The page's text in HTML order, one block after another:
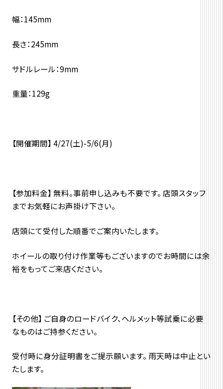
幅：145mm
長さ：245mm
サドルレール：9mm
重量：129g
【開催期間】 4/27(土)-5/6(月)
【参加料金】 無料。事前申し込みも不要です。 店頭スタッフ
までお気軽にお声掛け下さい。
店頭にて受付した順番でご案内いたします。
ホイールの取り付け作業等もございますのでお時間には余
裕をもってご来店ください。
【その他】 ご自身のロードバイク、ヘルメット等試乗に必要
なものはご持参ください。
受付時に身分証明書をご提示願います。 雨天時は中止とい
たします。